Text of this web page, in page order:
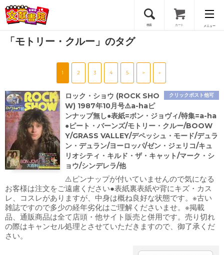
検索 カート メニュー
会員登録
「モトリー・クルー」のタグ
1 2 3 4 5 > »
クリックポスト他可
ロック・ショウ (ROCK SHO
W) 1987年10月号⚠️a-haピ
ンナップ無し●表紙=ボン・ジョヴィ/特集=a-ha
●ピート・バーンズ/モトリー・クルー/BOOW
Y/GRASS VALLEY/デペッシュ・モード/デュラ
ン・デュラン/ヨーロッパ/ゼン・ジェリコ/キュ
リオシティ・キルド・ザ・キャット/マーク・シ
ョウ/シンデレラ/他
⚠️ピンナップが付いていませんので気になる
お客様は注文をご遠慮ください●表紙裏表紙や背にキズ・カス
レ、コスレがありますが、中身は概ね良好な状態です。※古い
雑誌ですので多少の経年劣化はご理解くださいませ。※掲載
品、通販商品は全て店頭・他サイト販売と併用です。売り切れ
の際はキャンセル処理とさせていただきますので、御了承くだ
さい。